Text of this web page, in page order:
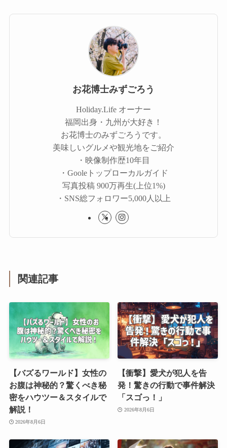
お花博士みずごろう
Holiday.Life オーナー
福岡出身・九州が大好き！
お花博士のみずごろうです。
美味しいグルメや観光地をご紹介
・映像制作歴10年目
・Gooleトップローカルガイド
写真投稿 900万再生(上位1%)
・SNS総フォロワー5,000人以上
関連記事
【バズるワールド】女性の
お腹は神秘的？驚くべき秘
密をハウツー＆スタイルで
解説！
2026年8月6日
【衝撃】愛犬が犯人を告
発！驚きの行動で事件解決
「スゴっ！」
2026年8月6日